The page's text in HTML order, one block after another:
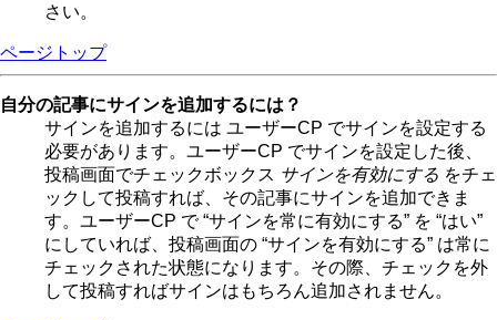
さい。
ページトップ
自分の記事にサインを追加するには？
サインを追加するには ユーザーCP でサインを設定する
必要があります。ユーザーCP でサインを設定した後、
投稿画面でチェックボックス サインを有効にする をチェ
ックして投稿すれば、その記事にサインを追加できま
す。ユーザーCP で “サインを常に有効にする” を “はい”
にしていれば、投稿画面の “サインを有効にする” は常に
チェックされた状態になります。その際、チェックを外
して投稿すればサインはもちろん追加されません。